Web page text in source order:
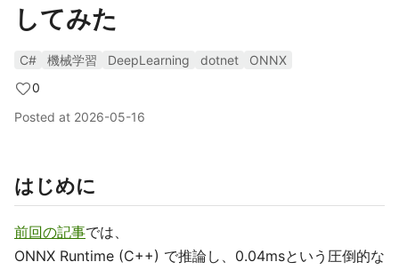
してみた
C# 機械学習 DeepLearning dotnet
ONNX
0
Posted at 2026-05-16
はじめに
前回の記事では、
ONNX Runtime (C++) で推論し、0.04msという圧倒的な